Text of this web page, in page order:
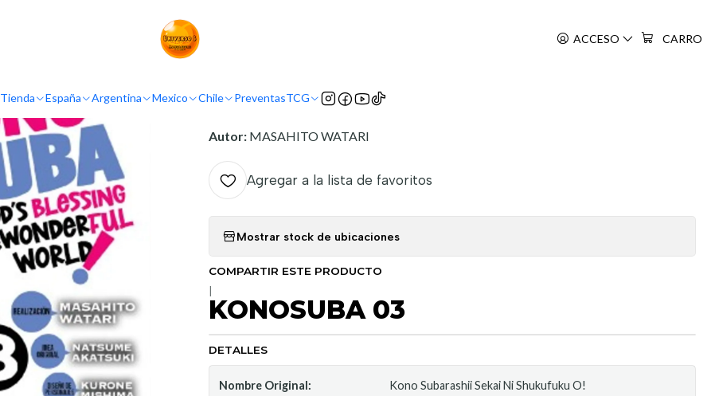
ACCESO CARRO
Tienda España Argentina Mexico Chile PreventasTCG
Nombre original:Kono Subarashii Sekai Ni Shukufuku O!
Autor: MASAHITO WATARI
Agregar a la lista de favoritos
Mostrar stock de ubicaciones
COMPARTIR ESTE PRODUCTO
KONOSUBA 03
DETALLES
Nombre Original: Kono Subarashii Sekai Ni Shukufuku O!